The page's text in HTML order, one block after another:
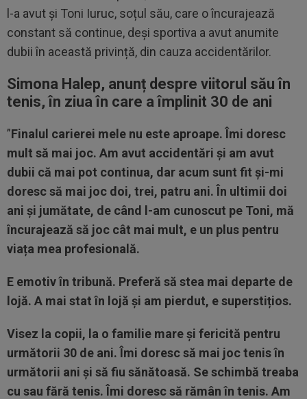
l-a avut și Toni Iuruc, soțul său, care o încurajează
constant să continue, deși sportiva a avut anumite
dubii în această privință, din cauza accidentărilor.
Simona Halep, anunț despre viitorul său în
tenis, în ziua în care a împlinit 30 de ani
”Finalul carierei mele nu este aproape. Îmi doresc
mult să mai joc. Am avut accidentări și am avut
dubii că mai pot continua, dar acum sunt fit și-mi
doresc să mai joc doi, trei, patru ani. În ultimii doi
ani și jumătate, de când l-am cunoscut pe Toni, mă
încurajează să joc cât mai mult, e un plus pentru
viața mea profesională.
E emotiv în tribună. Preferă să stea mai departe de
lojă. A mai stat în lojă și am pierdut, e superstițios.
Visez la copii, la o familie mare și fericită pentru
următorii 30 de ani. Îmi doresc să mai joc tenis în
următorii ani și să fiu sănătoasă. Se schimbă treaba
cu sau fără tenis. Îmi doresc să rămân în tenis. Am